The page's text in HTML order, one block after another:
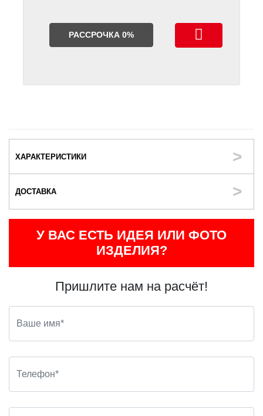
РАССРОЧКА 0%
ХАРАКТЕРИСТИКИ
ДОСТАВКА
У ВАС ЕСТЬ ИДЕЯ ИЛИ ФОТО
ИЗДЕЛИЯ?
Пришлите нам на расчёт!